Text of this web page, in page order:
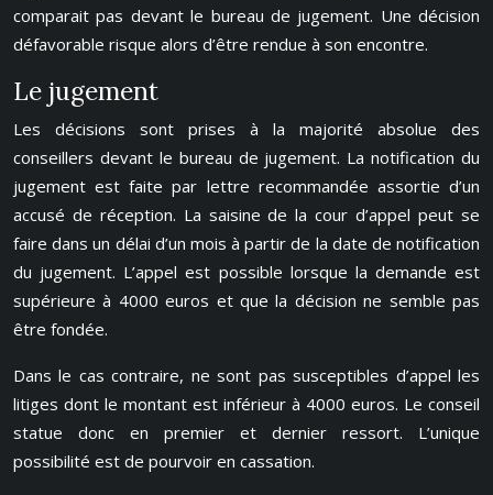
comparait pas devant le bureau de jugement. Une décision
défavorable risque alors d’être rendue à son encontre.
Le jugement
Les décisions sont prises à la majorité absolue des
conseillers devant le bureau de jugement. La notification du
jugement est faite par lettre recommandée assortie d’un
accusé de réception. La saisine de la cour d’appel peut se
faire dans un délai d’un mois à partir de la date de notification
du jugement. L’appel est possible lorsque la demande est
supérieure à 4000 euros et que la décision ne semble pas
être fondée.
Dans le cas contraire, ne sont pas susceptibles d’appel les
litiges dont le montant est inférieur à 4000 euros. Le conseil
statue donc en premier et dernier ressort. L’unique
possibilité est de pourvoir en cassation.